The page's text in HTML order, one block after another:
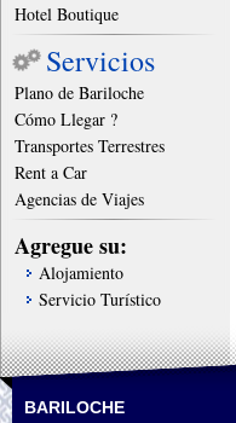
Hotel Boutique
Servicios
Plano de Bariloche
Cómo Llegar ?
Transportes Terrestres
Rent a Car
Agencias de Viajes
Agregue su:
Alojamiento
Servicio Turístico
BARILOCHE